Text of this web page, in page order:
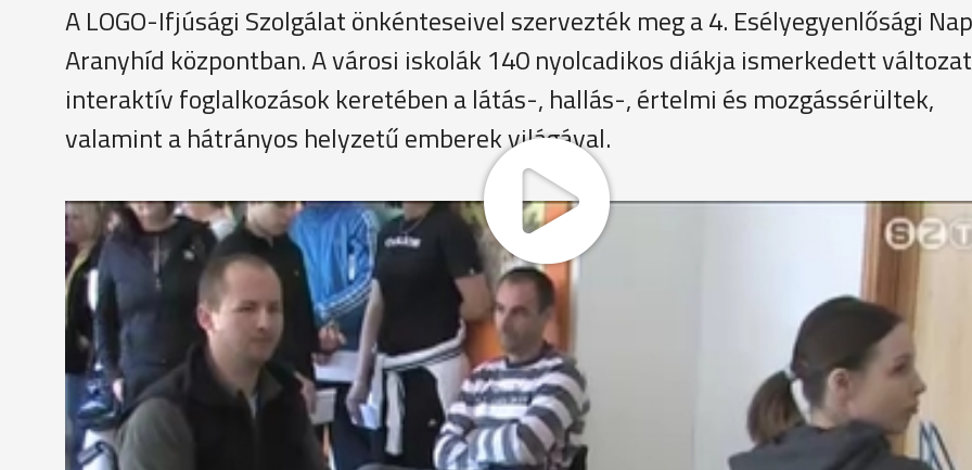
A LOGO-Ifjúsági Szolgálat önkénteseivel szervezték meg a 4. Esélyegyenlősági
Aranyhíd központban. A városi iskolák 140 nyolcadikos diákja ismerkedett
interaktív foglalkozások keretében a látás-, hallás-, értelmi és mozgássérültek,
valamint a hátrányos helyzetű emberek világával.
Lelik Ferenc arról beszél a gyerekeknek, hogyan lehet közlekedni egy kerekesszékkel, mit tehet, aki segíteni
maga 11 éve, egy autóbaleset miatt kényszerült kerekesszékbe.
Lelik Ferenc
"Ha az ember megpróbált bármit csinálni a mindennapokban, akkor az emberek segítettek. Ha elhagyta
akkor kevésbé segítettek. Ez az egyik tapasztalat. A másik, hogy mostanában sokkal erősebb az elfogadás, ez
egyértelmű."
Éppen ezt, az elfogadást igyekszik elősegíteni az esélyegyenlőségi nap. A diákok játékos formában
a fogyatékkal élők világával.